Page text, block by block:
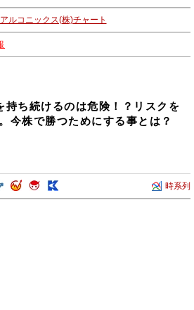
金属加工事業セグメントでは、精密研磨部
品、産業用制御機器、電子計測器などを取
持ち続けるのは危険！？リスクを
今株で勝つためにする事とは？
時系列